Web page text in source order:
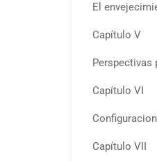
El
Capítulo V
Capítulo VI
Capítulo VII